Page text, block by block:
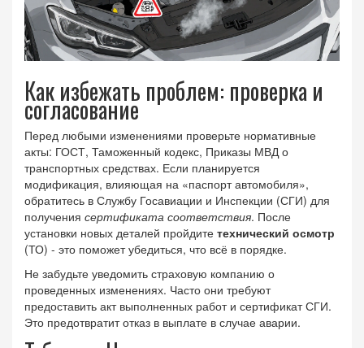
Как избежать проблем: проверка и
согласование
Перед любыми изменениями проверьте нормативные
акты: ГОСТ, Таможенный кодекс, Приказы МВД о
транспортных средствах. Если планируется
модификация, влияющая на «паспорт автомобиля»,
обратитесь в Службу Госавиации и Инспекции (СГИ) для
получения сертификата соответствия. После
установки новых деталей пройдите технический осмотр
(ТО) - это поможет убедиться, что всё в порядке.
Не забудьте уведомить страховую компанию о
проведенных изменениях. Часто они требуют
предоставить акт выполненных работ и сертификат СГИ.
Это предотвратит отказ в выплате в случае аварии.